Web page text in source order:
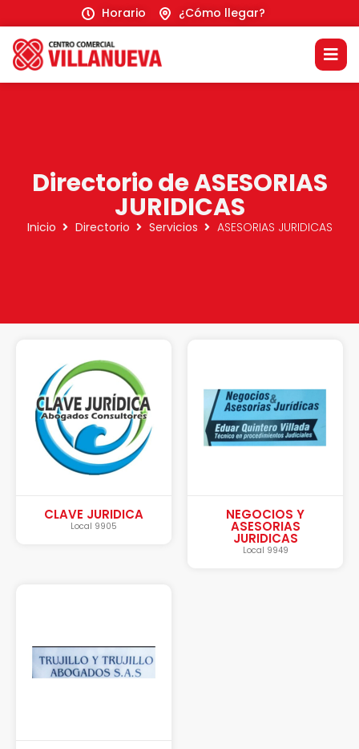
Horario ¿Cómo llegar?
Directorio de ASESORIAS
JURIDICAS
Inicio Directorio Servicios ASESORIAS JURIDICAS
CLAVE JURIDICA
Local 9905
NEGOCIOS Y
ASESORIAS
JURIDICAS
Local 9949